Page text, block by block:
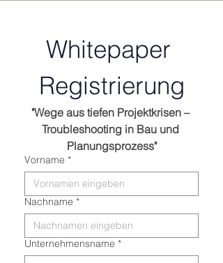
Whitepaper
Registrierung
"Wege aus tiefen Projektkrisen –
Troubleshooting in Bau und
Planungsprozess"
Vorname *
Nachname *
Unternehmensname *